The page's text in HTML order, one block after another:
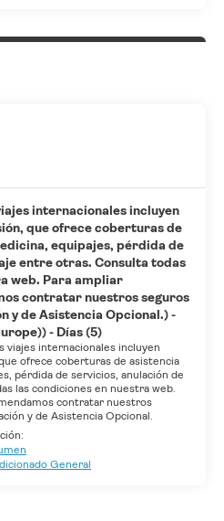
a tu disposición. Pagando un
aeropuerto hasta el hotel
internacionales incluyen
que ofrece coberturas de
equipajes, pérdida de
entre otras. Consulta todas
web. Para ampliar
contratar nuestros seguros
y de Asistencia Opcional.) -
- Días (5)
viajes internacionales incluyen
ofrece coberturas de asistencia
pérdida de servicios, anulación de
las condiciones en nuestra web.
contratar nuestros
y de Asistencia Opcional.
General